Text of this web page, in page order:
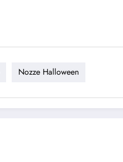
Nozze Halloween